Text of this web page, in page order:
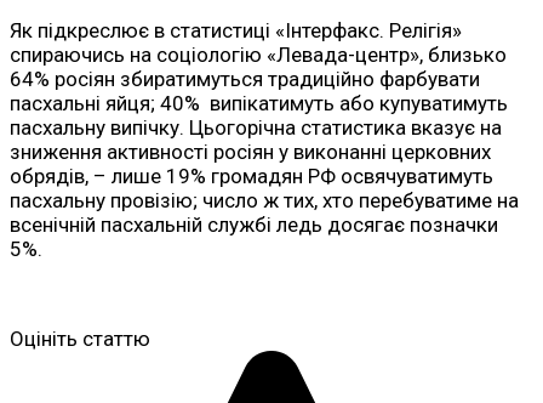
Як підкреслює в статистиці «Інтерфакс. Релігія»
спираючись на соціологію «Левада-центр», близько
64% росіян збиратимуться традиційно фарбувати
пасхальні яйця; 40% випікатимуть або купуватимуть
пасхальну випічку. Цьогорічна статистика вказує на
зниження активності росіян у виконанні церковних
обрядів, – лише 19% громадян РФ освячуватимуть
пасхальну провізію; число ж тих, хто перебуватиме на
всенічній пасхальній службі ледь досягає позначки
5%.
Оцініть статтю